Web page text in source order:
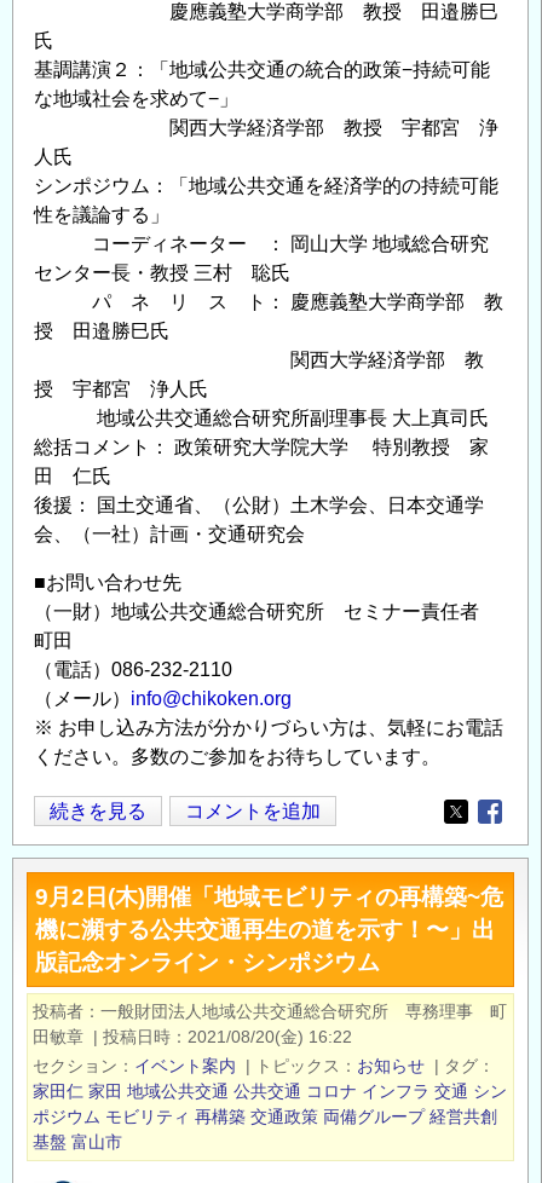
慶應義塾大学商学部 教授 田邉勝巳
氏
基調講演２：「地域公共交通の統合的政策−持続可能
な地域社会を求めて−」
関西大学経済学部 教授 宇都宮 浄
人氏
シンポジウム：「地域公共交通を経済学的の持続可能
性を議論する」
コーディネーター ： 岡山大学 地域総合研究
センター長・教授 三村 聡氏
パ ネ リ ス ト： 慶應義塾大学商学部 教
授 田邉勝巳氏
関西大学経済学部 教
授 宇都宮 浄人氏
地域公共交通総合研究所副理事長 大上真司氏
総括コメント： 政策研究大学院大学 特別教授 家
田 仁氏
後援： 国土交通省、（公財）土木学会、日本交通学
会、（一社）計画・交通研究会
■お問い合わせ先
（一財）地域公共交通総合研究所 セミナー責任者
町田
（電話）086-232-2110
（メール） info@chikoken.org
※ お申し込み方法が分かりづらい方は、気軽にお電話
ください。多数のご参加をお待ちしています。
1/24(月）
15~18
時；
地
域
公
共
交
総
合
研
続きを見る コメントを追加
Opens in
9月2日(木)開催「地域モビリティの再構築~危
機に瀕する公共交通再生の道を示す！〜」出
版記念オンライン・シンポジウム
投稿者
一般財団法人地域公共交通総合研究所 専務理事 町
田敏章 | 投稿日時
2021/08/20(金) 16:22
セクション
イベント案内 | トピックス お知らせ | タグ
家田仁 家田 地域公共交通 公共交通 コロナ インフラ 交通 シン
ポジウム モビリティ 再構築 交通政策 両備グループ 経営共創
基盤 富山市